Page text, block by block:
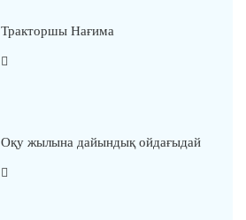
Тракторшы Нағима
Оқу жылына дайындық ойдағыдай